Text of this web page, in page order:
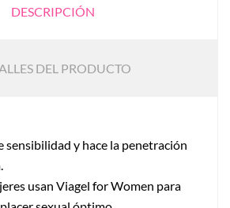
DESCRIPCIÓN
DEL PRODUCTO
sensibilidad y hace la penetración
usan Viagel for Women para